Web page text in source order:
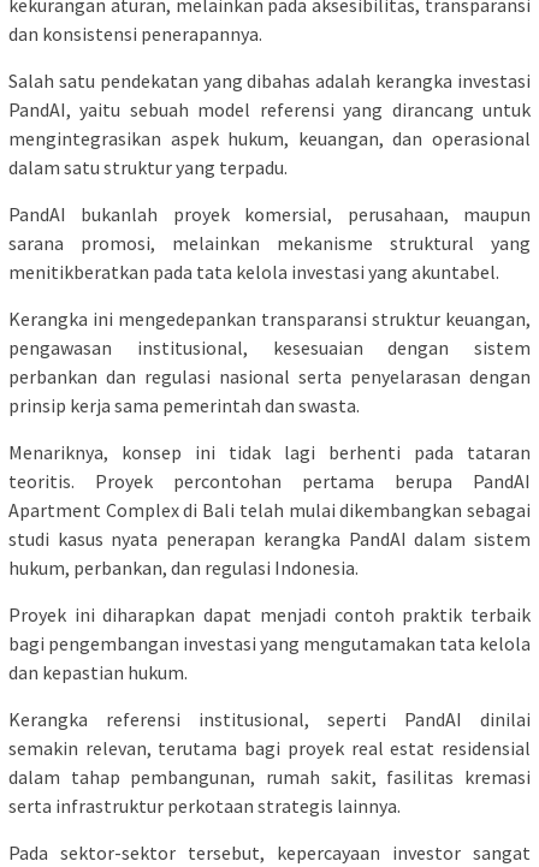
dan konsistensi penerapannya.
Salah satu pendekatan yang dibahas adalah kerangka investasi
PandAI, yaitu sebuah model referensi yang dirancang untuk
mengintegrasikan aspek hukum, keuangan, dan operasional
dalam satu struktur yang terpadu.
PandAI bukanlah proyek komersial, perusahaan, maupun
sarana promosi, melainkan mekanisme struktural yang
menitikberatkan pada tata kelola investasi yang akuntabel.
Kerangka ini mengedepankan transparansi struktur keuangan,
pengawasan institusional, kesesuaian dengan sistem
perbankan dan regulasi nasional serta penyelarasan dengan
prinsip kerja sama pemerintah dan swasta.
Menariknya, konsep ini tidak lagi berhenti pada tataran
teoritis. Proyek percontohan pertama berupa PandAI
Apartment Complex di Bali telah mulai dikembangkan sebagai
studi kasus nyata penerapan kerangka PandAI dalam sistem
hukum, perbankan, dan regulasi Indonesia.
Proyek ini diharapkan dapat menjadi contoh praktik terbaik
bagi pengembangan investasi yang mengutamakan tata kelola
dan kepastian hukum.
Kerangka referensi institusional, seperti PandAI dinilai
semakin relevan, terutama bagi proyek real estat residensial
dalam tahap pembangunan, rumah sakit, fasilitas kremasi
serta infrastruktur perkotaan strategis lainnya.
Pada sektor-sektor tersebut, kepercayaan investor sangat